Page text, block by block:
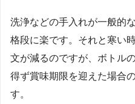
洗浄などの手入れが一般的
格段に楽です。それと寒い
文が減るのですが、ボトル
得ず賞味期限を迎えた場合
す。